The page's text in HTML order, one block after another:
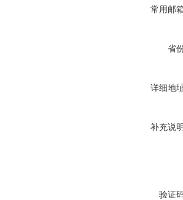
常用邮
省
详细地
补充说
验证